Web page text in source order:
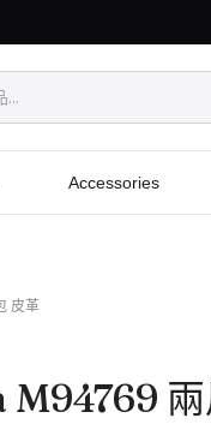
Accessories
皮革
兩